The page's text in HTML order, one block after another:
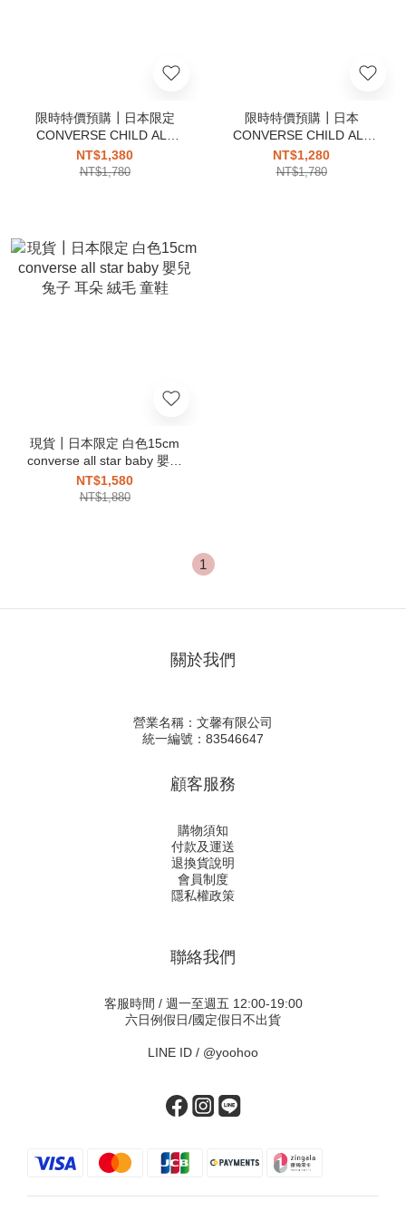
限時特價預購┃日本限定
CONVERSE CHILD ALL
STAR N Z HI 帆布高筒
NT$1,380
NT$1,780
限時特價預購┃日本
CONVERSE CHILD ALL
STAR N Z OX 帆布低筒 童
鞋
NT$1,280
NT$1,780
現貨┃日本限定 白色15cm
converse all star baby 嬰兒
兔子 耳朵 絨毛 童鞋
NT$1,580
NT$1,880
1
關於我們
營業名稱：文馨有限公司
統一編號：83546647
顧客服務
購物須知
付款及運送
退換貨說明
會員制度
隱私權政策
聯絡我們
客服時間 / 週一至週五 12:00-19:00
六日例假日/國定假日不出貨
LINE ID / @yoohoo